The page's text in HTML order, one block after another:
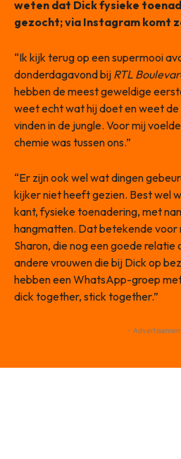
weten dat Dick fysieke
gezocht; via Instagram komt
“Ik kijk terug op een supermooi
donderdagavond bij RTL
hebben de meest geweldige
weet echt wat hij doet en weet
vinden in de jungle. Voor mij
chemie was tussen ons.”
“Er zijn ook wel wat dingen
kijker niet heeft gezien. Best wel
kant, fysieke toenadering, met
hangmatten. Dat betekende voor
Sharon, die nog een goede
andere vrouwen die bij Dick op
hebben een WhatsApp-groep
dick together, stick together.”
-